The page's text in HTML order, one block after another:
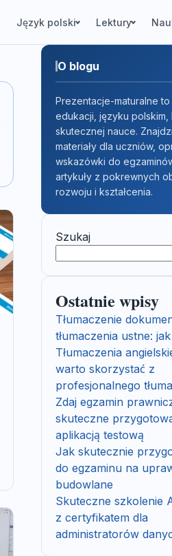
Język polski Lektury
O blogu
Prezentacje-maturalne
edukacji, języku polskim,
skutecznej nauce.
materiały dla uczniów,
wskazówki do
artykuły z pokrewnych
rozwoju i kształcenia.
Szukaj
Ostatnie wpisy
Tłumaczenie
tłumaczenia ustne:
Tłumaczenia
warto skorzystać z
profesjonalnego
Zdaj egzamin
skuteczne
aplikacją testową
Jak skutecznie
do egzaminu na
budowlane
Skuteczne szkolenie
z certyfikatem dla
administratorów